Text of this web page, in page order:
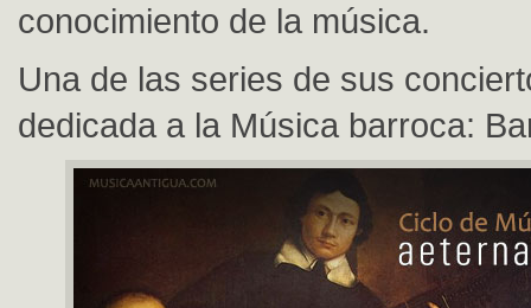
conocimiento de la música.
Una de las series de sus
dedicada a la Música barroca: